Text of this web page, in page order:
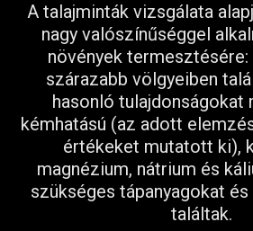
A talajminták vizsgálata
nagy valószínűséggel
növények
szárazabb völgyeiben
hasonló tulajdonságokat
kémhatású (az adott
értékeket mutatott ki),
magnézium, nátrium és
szükséges tápanyagokat
találtak.